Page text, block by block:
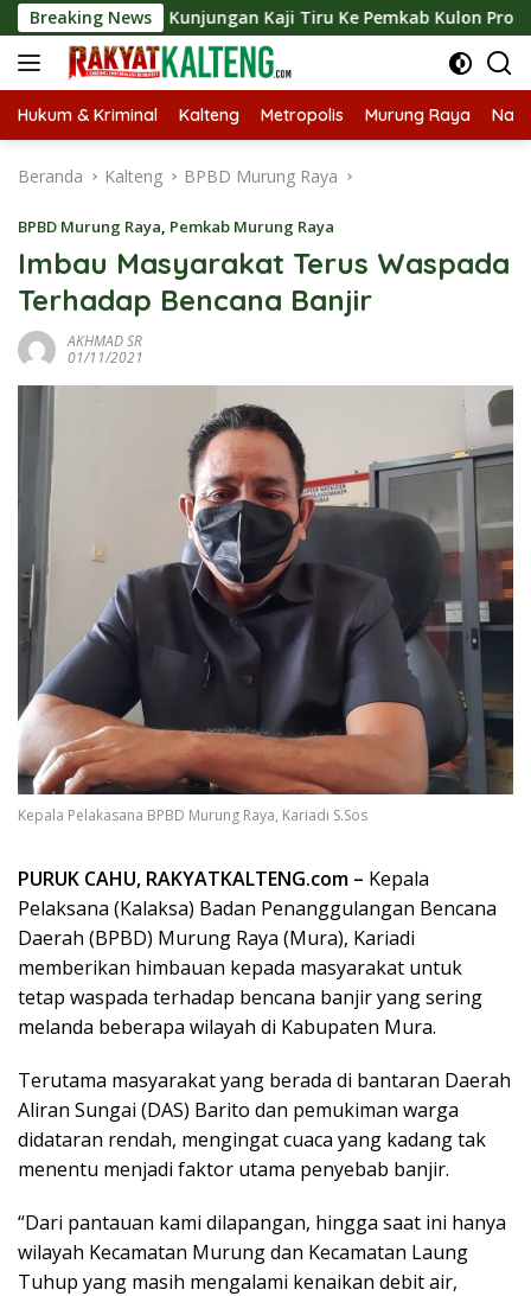
Langsung
ke
konten
Breaking News
Kunjungan Kaji Tiru Ke Pemkab Kulon Progo
Hukum & Kriminal Kalteng Metropolis Murung Raya
Beranda Kalteng BPBD Murung Raya
BPBD Murung Raya, Pemkab Murung Raya
Imbau Masyarakat Terus Waspada
Terhadap Bencana Banjir
AKHMAD SR
01/11/2021
Kepala Pelakasana BPBD Murung Raya, Kariadi S.Sos
PURUK CAHU, RAKYATKALTENG.com – Kepala
Pelaksana (Kalaksa) Badan Penanggulangan Bencana
Daerah (BPBD) Murung Raya (Mura), Kariadi
memberikan himbauan kepada masyarakat untuk
tetap waspada terhadap bencana banjir yang sering
melanda beberapa wilayah di Kabupaten Mura.
Terutama masyarakat yang berada di bantaran Daerah
Aliran Sungai (DAS) Barito dan pemukiman warga
didataran rendah, mengingat cuaca yang kadang tak
menentu menjadi faktor utama penyebab banjir.
“Dari pantauan kami dilapangan, hingga saat ini hanya
wilayah Kecamatan Murung dan Kecamatan Laung
Tuhup yang masih mengalami kenaikan debit air,